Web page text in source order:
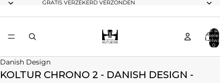
GRATIS VERZEKERD VERZONDEN
Totaal
0
Danish Design
KOLTUR CHRONO 2 - DANISH DESIGN -